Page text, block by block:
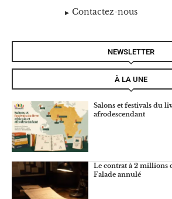
Contactez-nous
NEWSLETTER
À LA UNE
Salons et festivals du
afrodescendant
Le contrat à 2 millions
Falade annulé